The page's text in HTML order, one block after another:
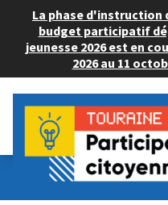
La phase d'instruction
budget participatif
jeunesse 2026 est en
2026 au 11
Budget Participatif
💡 Consulter les projets